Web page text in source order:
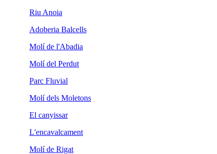
Riu Anoia
Adoberia Balcells
Molí de l'Abadia
Molí del Perdut
Parc Fluvial
Molí dels Moletons
El canyissar
L'encavalcament
Molí de Rigat